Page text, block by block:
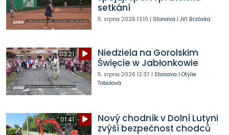
setkání
5. srpna 2026 13:10 | Stonava | Jiří Brzóska
03:21
Niedziela na Gorolskim
Święcie w Jabłonkowie
5. srpna 2026 12:37 | Stonava | Otýlie
Tobolová
01:41
Nový chodník v Dolní Lutyni
zvýší bezpečnost chodců